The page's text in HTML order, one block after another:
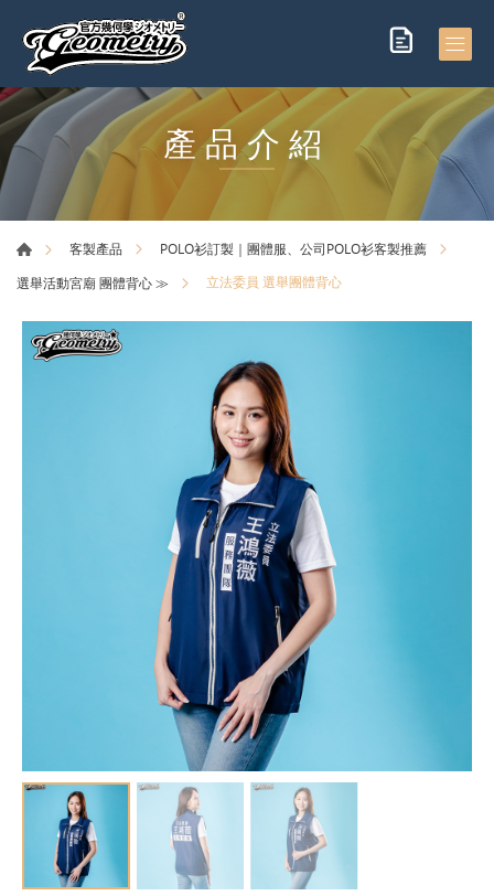
產品介紹
客製產品
POLO衫訂製｜團體服、公司POLO衫客製推薦
選舉活動宮廟 團體背心 ≫
立法委員 選舉團體背心